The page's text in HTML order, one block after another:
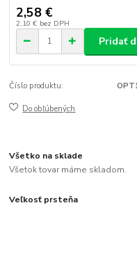
2,58 €
2,10 € bez DPH
Pridať
Číslo produktu:
Do obľúbených
Všetko na sklade
Všetok tovar máme skladom.
Veľkosť prsteňa